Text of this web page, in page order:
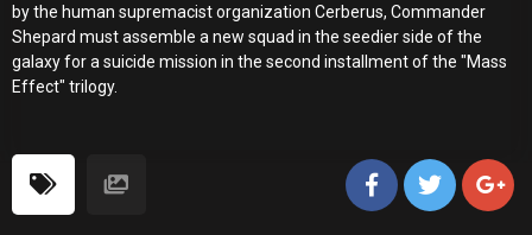
by the human supremacist organization Cerberus, Commander
Shepard must assemble a new squad in the seedier side of the
galaxy for a suicide mission in the second installment of the "Mass
Effect" trilogy.